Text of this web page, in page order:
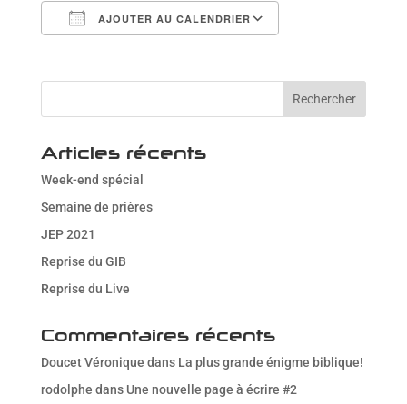
AJOUTER AU CALENDRIER
Articles récents
Week-end spécial
Semaine de prières
JEP 2021
Reprise du GIB
Reprise du Live
Commentaires récents
Doucet Véronique dans La plus grande énigme biblique!
rodolphe dans Une nouvelle page à écrire #2